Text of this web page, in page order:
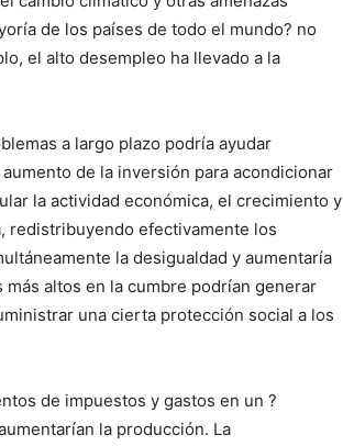
de los países de todo el mundo? no
el alto desempleo ha llevado a la
a largo plazo podría ayudar
de la inversión para acondicionar
la actividad económica, el crecimiento y
redistribuyendo efectivamente los
la desigualdad y aumentaría
altos en la cumbre podrían generar
una cierta protección social a los
de impuestos y gastos en un ?
la producción. La